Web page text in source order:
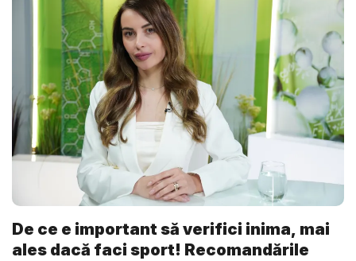
De ce e important să verifici inima, mai
ales dacă faci sport! Recomandările